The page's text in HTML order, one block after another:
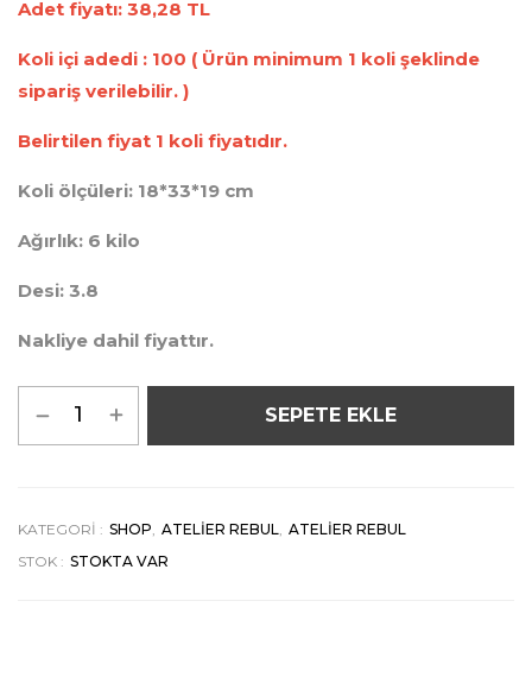
Adet fiyatı: 38,28 TL
Koli içi adedi : 100 ( Ürün minimum 1 koli şeklinde
sipariş verilebilir. )
Belirtilen fiyat 1 koli fiyatıdır.
Koli ölçüleri: 18*33*19 cm
Ağırlık: 6 kilo
Desi: 3.8
Nakliye dahil fiyattır.
SEPETE EKLE
KATEGORI : SHOP ATELIER REBUL ATELIER REBUL
STOK : STOKTA VAR